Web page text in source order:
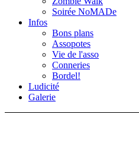
Soirée NoMADe
Infos
Bons plans
Assopotes
Vie de l'asso
Conneries
Bordel!
Ludicité
Galerie